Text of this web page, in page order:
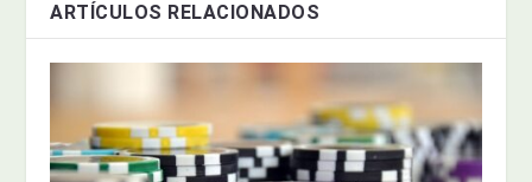
ARTÍCULOS RELACIONADOS